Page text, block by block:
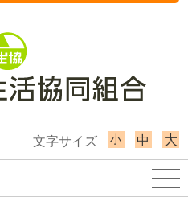
文字サイズ 小 中 大